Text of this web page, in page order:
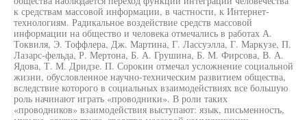
к средствам массовой информации, в частности, к Интернет-
технологиям. Радикальное воздействие средств массовой
информации на общество и человека отмечались в работах А.
Токвиля, Э. Тоффлера, Дж. Мартина, Г. Лассуэлла, Г. Маркузе, П.
Лазарс-фельда, Р. Мертона, Б. А. Грушина, Б. М. Фирсова, В. А.
Ядова, Т. М. Дридзе. П. Сорокин отмечал усложнение социальной
жизни, обусловленное научно-техническим развитием общества,
вследствие которого в социальных взаимодействиях все большую
роль начинают играть «проводники». В роли таких
«проводников» взаимодействия выступают: язык, письменность,